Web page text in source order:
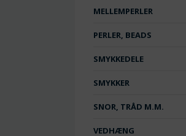
MELLEMPERLER
PERLER, BEADS
SMYKKEDELE
SMYKKER
SNOR, TRÅD M.M.
VEDHÆNG